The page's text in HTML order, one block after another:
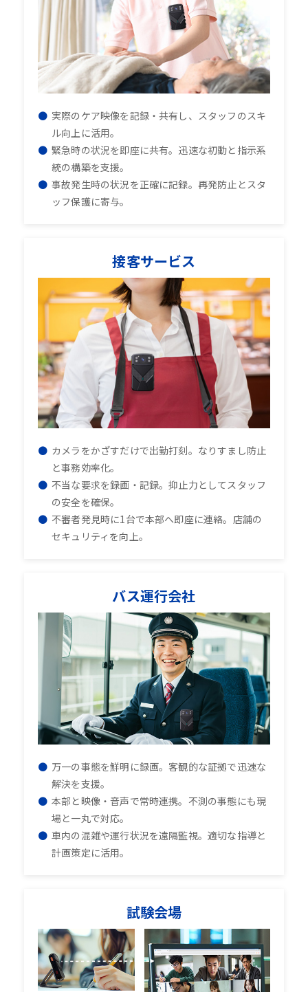
実際のケア映像を記録・共有し、スタッフのスキ
ル向上に活用。
緊急時の状況を即座に共有。迅速な初動と指示系
統の構築を支援。
事故発生時の状況を正確に記録。再発防止とスタ
ッフ保護に寄与。
接客サービス
カメラをかざすだけで出勤打刻。なりすまし防止
と事務効率化。
不当な要求を録画・記録。抑止力としてスタッフ
の安全を確保。
不審者発見時に1台で本部へ即座に連絡。店舗の
セキュリティを向上。
バス運行会社
万一の事態を鮮明に録画。客観的な証拠で迅速な
解決を支援。
本部と映像・音声で常時連携。不測の事態にも現
場と一丸で対応。
車内の混雑や運行状況を遠隔監視。適切な指導と
計画策定に活用。
試験会場